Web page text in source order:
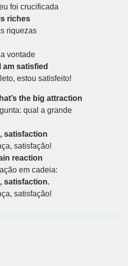
foi crucificada
riches
riquezas
vontade
am satisfied
estou satisfeito!
the big attraction
qual a grande
satisfaction
satisfação!
reaction
em cadeia:
satisfaction.
satisfação!